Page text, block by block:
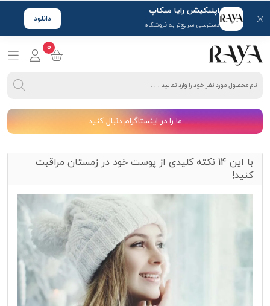
اپلیکیشن رایا میکاپ
دسترسی سریع‌تر به فروشگاه
دانلود
0
ما را در اینستاگرام دنبال کنید
با این 14 نکته کلیدی از پوست خود در زمستان مراقبت
کنید!